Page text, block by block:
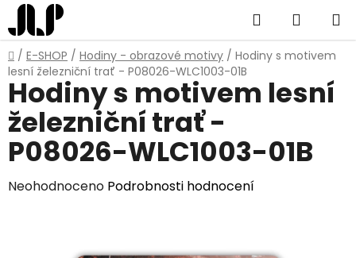
Přejít
na
obsah
Hledat
KOŠÍK
Domů
/ E-SHOP / Hodiny - obrazové motivy / Hodiny s motivem
lesní železniční trať - P08026-WLC1003-01B
Hodiny s motivem lesní
železniční trať -
P08026-WLC1003-01B
Průměrné
Neohodnoceno Podrobnosti hodnocení